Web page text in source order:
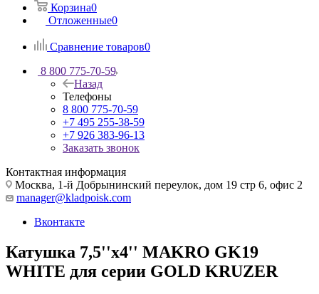
Корзина0
Отложенные0
Сравнение товаров0
8 800 775-70-59
Назад
Телефоны
8 800 775-70-59
+7 495 255-38-59
+7 926 383-96-13
Заказать звонок
Контактная информация
Москва, 1-й Добрынинский переулок, дом 19 стр 6, офис 2
manager@kladpoisk.com
Вконтакте
Катушка 7,5''x4'' MAKRO GK19
WHITE для серии GOLD KRUZER